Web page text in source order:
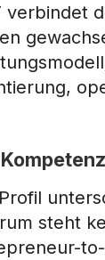
verbindet
steht